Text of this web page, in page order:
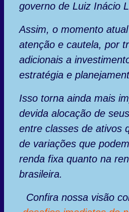
governo de Luiz Inácio
Assim, o momento
atenção e cautela, por
adicionais a
estratégia e
Isso torna ainda mais
devida alocação de
entre classes de ativos
de variações que
renda fixa quanto na
brasileira.
Confira nossa visão